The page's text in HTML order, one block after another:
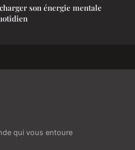
son énergie mentale
qui vous entoure